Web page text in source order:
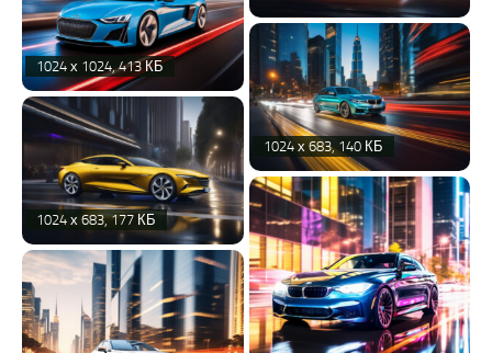
1024 х 1024, 413 КБ
1024 х 683, 177 КБ
1024 х 683, 140 КБ